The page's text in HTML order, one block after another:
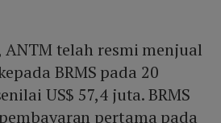
telah resmi menjual
BRMS pada 20
US$ 57,4 juta. BRMS
pertama pada